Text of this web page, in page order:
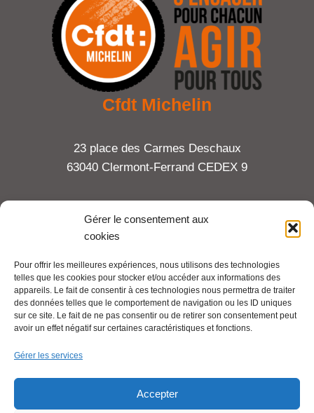
Gérer le consentement aux
cookies
Pour offrir les meilleures expériences, nous utilisons des technologies
telles que les cookies pour stocker et/ou accéder aux informations des
appareils. Le fait de consentir à ces technologies nous permettra de traiter
des données telles que le comportement de navigation ou les ID uniques
sur ce site. Le fait de ne pas consentir ou de retirer son consentement peut
avoir un effet négatif sur certaines caractéristiques et fonctions.
Gérer les services
Accepter
Cfdt Michelin
23 place des Carmes Deschaux
63040 Clermont-Ferrand CEDEX 9
Tel : 06 65 27 23 81
Mentions légales
Pour aller plus loin :
Se syndiquer en ligne